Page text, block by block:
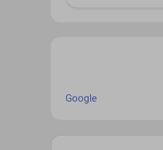
Google